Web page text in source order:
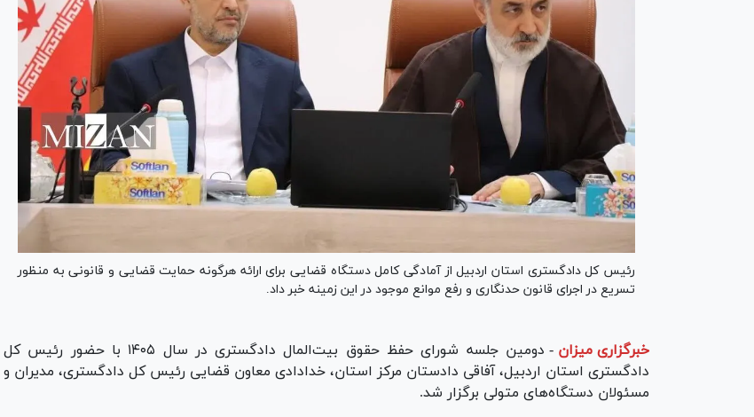
رئیس کل دادگستری استان اردبیل از آمادگی کامل دستگاه قضایی برای ارائه هرگونه حمایت قضایی و قانونی به منظور
تسریع در اجرای قانون حدنگاری و رفع موانع موجود در این زمینه خبر داد.
خبرگزاری میزان -
دومین جلسه شورای حفظ حقوق بیت‌المال دادگستری در سال ۱۴۰۵ با حضور رئیس کل
دادگستری استان اردبیل، آفاقی دادستان مرکز استان، خدادادی معاون قضایی رئیس کل دادگستری، مدیران و
مسئولان دستگاه‌های متولی برگزار شد.